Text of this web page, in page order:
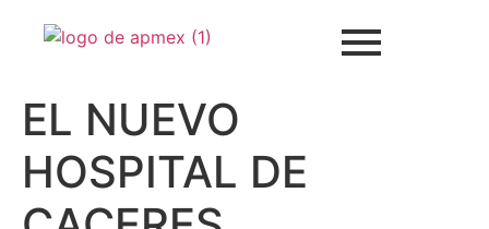
EL NUEVO
HOSPITAL DE